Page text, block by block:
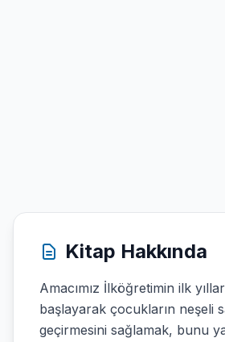
Kitap Hakkında
Amacımız İlköğretimin ilk
başlayarak çocukların neşeli
geçirmesini sağlamak, bunu